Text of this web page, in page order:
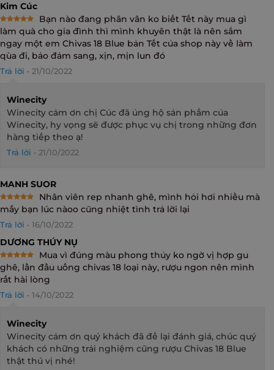
Kim Cúc
Rated 5
out of 5
Bạn nào đang phân vân ko biết Tết này mua gì
làm quà cho gia đình thì mình khuyên thật là nên sắm
ngay một em Chivas 18 Blue bản Tết của shop này về làm
qùa đi, bảo đảm sang, xịn, mịn lun đó
Trả lời • 21/10/2022
Winecity
Winecity cảm ơn chị Cúc đã ủng hộ sản phẩm của
Winecity, hy vọng sẽ được phục vụ chị trong những đơn
hàng tiếp theo ạ!
Trả lời • 21/10/2022
MANH SUOR
Rated 5
out of 5
Nhân viên rep nhanh ghê, mình hỏi hơi nhiều mà
mấy bạn lúc nàoo cũng nhiệt tình trả lời lại
Trả lời • 16/10/2022
DƯƠNG THÚY NỤ
Rated
5
out of 5
Mua vì đúng màu phong thủy ko ngờ vị hợp gu
ghê, lần đầu uống chivas 18 loại này, rượu ngon nên mình
rất hài lòng
Trả lời • 14/10/2022
Winecity
Winecity cảm ơn quý khách đã để lại đánh giá, chúc quý
khách có những trải nghiệm cũng rượu Chivas 18 Blue
thật thú vị nhé!